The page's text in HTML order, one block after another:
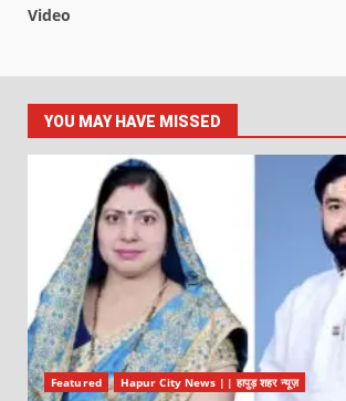
Video
YOU MAY HAVE MISSED
Featured Hapur City News || हापुड़ शहर न्यूज़